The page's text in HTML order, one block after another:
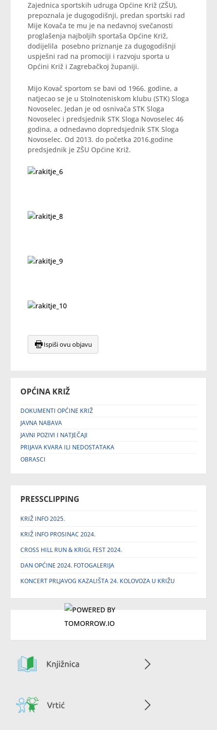
OPĆINA KRIŽ
DOKUMENTI OPĆINE KRIŽ
JAVNA NABAVA
JAVNI POZIVI I NATJEČAJI
PRIJAVA KVARA ILI NEDOSTATAKA
OBRASCI
PRESSCLIPPING
KRIŽ INFO 2025.
KRIŽ INFO PROSINAC 2024.
CROSS HILL RUN & KRIGL FEST 2024.
DAN OPĆINE 2024. FOTOGALERIJA
KONCERT PRLJAVOG KAZALIŠTA 24. KOLOVOZA U KRIŽU
Zajednica sportskih udruga Općine Križ (ZŠU),
prepoznala je dugogodišnji, predan sportski rad
Mije Kovača te mu je na nedavnoj svečanosti
proglašenja najboljih sportaša Općine Križ,
dodijelila posebno priznanje za dugogodišnji
uspješni rad na promociji i razvoju sporta u
Općini Križ i Zagrebačkoj županiji.
Mijo Kovač sportom se bavi od 1966. godine, a
natjecao se je u Stolnoteniskom klubu (STK) Sloga
Novoselec. Jedan je od osnivača STK Sloga
Novoselec i predsjednik STK Sloga Novoselec 46
godina, a odnedavno dopredsjednik STK Sloga
Novoselec. Od 2013. do početka 2016.godine
predsjednik je ZŠU Općine Križ.
Ispiši ovu objavu